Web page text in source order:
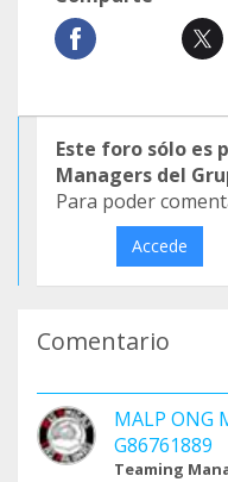
Este foro sólo es
Managers del
Para poder
Accede
Comentario
MALP ONG
G86761889
Teaming